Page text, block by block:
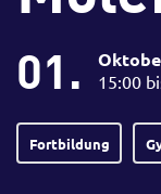
01. 15:00
Fortbildung